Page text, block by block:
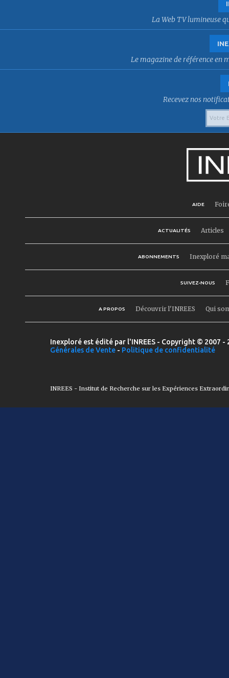
La Web TV lumineuse
Le magazine de référence en
Recevez nos
AIDE
ACTUALITÉS Articles
ABONNEMENTS Inexploré
SUIVEZ-NOUS
A PROPOS Découvrir l'INREES Qui
Inexploré est édité par l'INREES - Copyright © 2007
Générales de Vente - Politique de confidentialité
INREES - Institut de Recherche sur les Expériences